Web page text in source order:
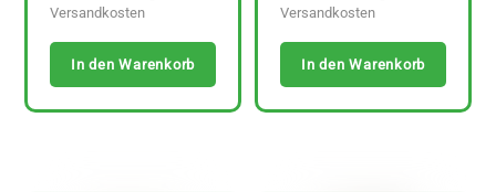
Versandkosten
In den Warenkorb
Versandkosten
In den Warenkorb